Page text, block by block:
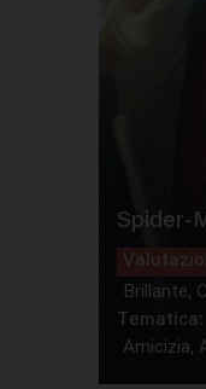
Spider-
Brillante,
Tematica:
Amicizia,